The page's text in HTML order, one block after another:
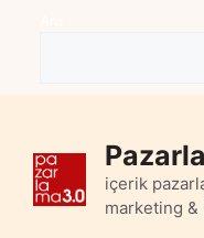
içerik
marketing &